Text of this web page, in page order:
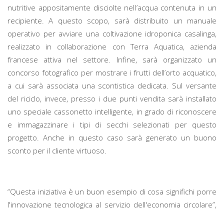
nutritive appositamente disciolte nell’acqua contenuta in un
recipiente. A questo scopo, sarà distribuito un manuale
operativo per avviare una coltivazione idroponica casalinga,
realizzato in collaborazione con Terra Aquatica, azienda
francese attiva nel settore. Infine, sarà organizzato un
concorso fotografico per mostrare i frutti dell’orto acquatico,
a cui sarà associata una scontistica dedicata. Sul versante
del riciclo, invece, presso i due punti vendita sarà installato
uno speciale cassonetto intelligente, in grado di riconoscere
e immagazzinare i tipi di secchi selezionati per questo
progetto. Anche in questo caso sarà generato un buono
sconto per il cliente virtuoso.
“Questa iniziativa è un buon esempio di cosa significhi porre
l'innovazione tecnologica al servizio dell'economia circolare”,